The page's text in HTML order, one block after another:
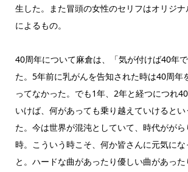
生した。また冒頭の女性のセリフはオリジ
によるもの。
40周年について麻倉は、「気が付けば40年
た。5年前に乳がんを告知された時は40周年
ってなかった。でも1年、2年と経つにつれ
いけば、何があっても乗り越えていけると
た。今は世界が混沌としていて、時代がが
時。こういう時こそ、何か皆さんに元気に
と。ハードな曲があったり優しい曲があっ